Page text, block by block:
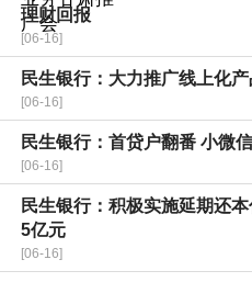
理财回报
[06-16]
民生银行：大力推广线上化
[06-16]
民生银行：首贷户翻番 小微
[06-16]
民生银行：积极实施延期还
5亿元
[06-16]